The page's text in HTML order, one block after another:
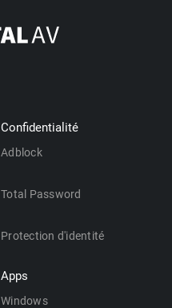
Confidentialité
Adblock
Total Password
Protection d'identité
Apps
Windows